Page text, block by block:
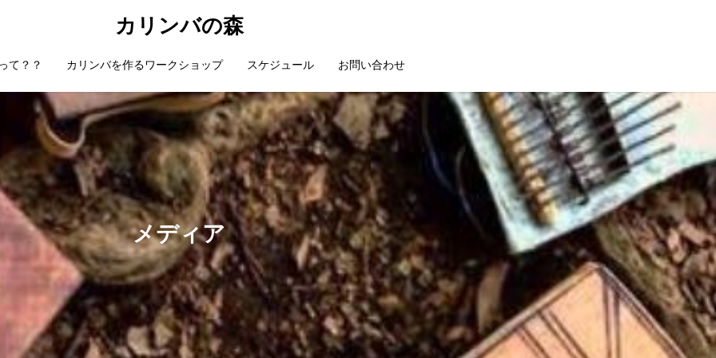
カリンバの森
て？？ カリンバを作るワークショップ スケジュール お問い合わせ
メディア